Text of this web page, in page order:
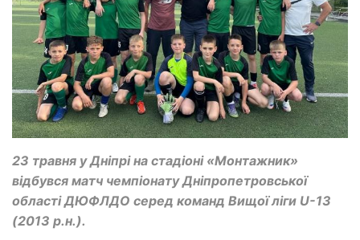
23 травня у Дніпрі на стадіоні «Монтажник»
відбувся матч чемпіонату Дніпропетровської
області ДЮФЛДО серед команд Вищої ліги U-13
(2013 р.н.).